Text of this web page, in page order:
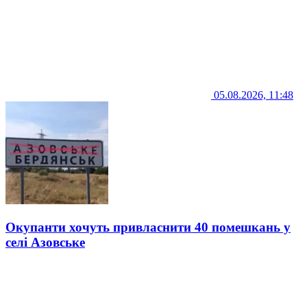
05.08.2026, 11:48
Окупанти хочуть привласнити 40 помешкань у
селі Азовське